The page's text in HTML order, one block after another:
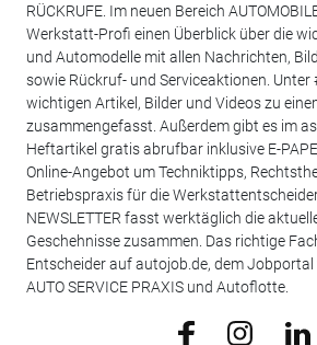
RÜCKRUFE. Im neuen Bereich
Werkstatt-Profi einen Überblick über die
und Automodelle mit allen Nachrichten,
sowie Rückruf- und Serviceaktionen. Unter
wichtigen Artikel, Bilder und Videos zu
zusammengefasst. Außerdem gibt es im
Heftartikel gratis abrufbar inklusive E-
Online-Angebot um Techniktipps,
Betriebspraxis für die
NEWSLETTER fasst werktäglich die
Geschehnisse zusammen. Das richtige
Entscheider auf autojob.de, dem Jobportal
AUTO SERVICE PRAXIS und Autoflotte.